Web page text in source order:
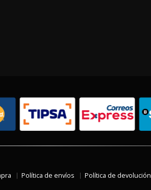
Política de envíos Política de devolución